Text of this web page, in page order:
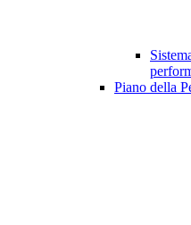
Piano della